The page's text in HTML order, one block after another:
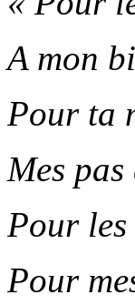
A mon
Pour ta
Mes
Pour
Pour